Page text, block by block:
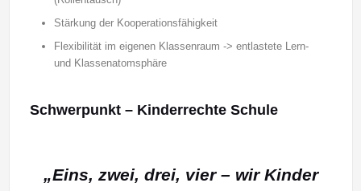
Stärkung der Kooperationsfähigkeit
Flexibilität im eigenen Klassenraum -> entlastete Lern-
und Klassenatomsphäre
Schwerpunkt – Kinderrechte Schule
„Eins, zwei, drei, vier – wir Kinder